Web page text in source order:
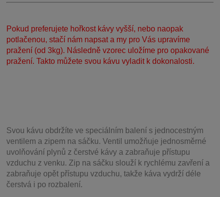
Pokud preferujete hořkost kávy vyšší, nebo naopak
potlačenou, stačí nám napsat a my pro Vás upravíme
pražení (od 3kg). Následně vzorec uložíme pro opakované
pražení. Takto můžete svou kávu vyladit k dokonalosti.
Svou kávu obdržíte ve speciálním balení s jednocestným
ventilem a zipem na sáčku. Ventil umožňuje jednosměrné
uvolňování plynů z čerstvé kávy a zabraňuje přístupu
vzduchu z venku. Zip na sáčku slouží k rychlému zavření a
zabraňuje opět přístupu vzduchu, takže káva vydrží déle
čerstvá i po rozbalení.